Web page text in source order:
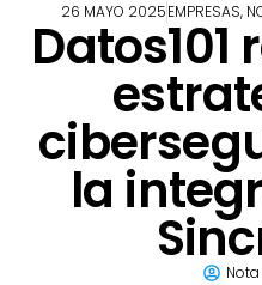
26 MAYO 2025EMPRESAS,
Datos101
la